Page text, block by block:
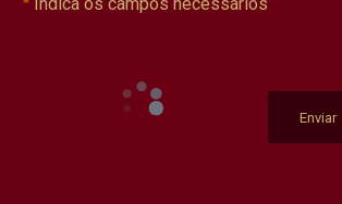
Indica os campos necessários
Enviar